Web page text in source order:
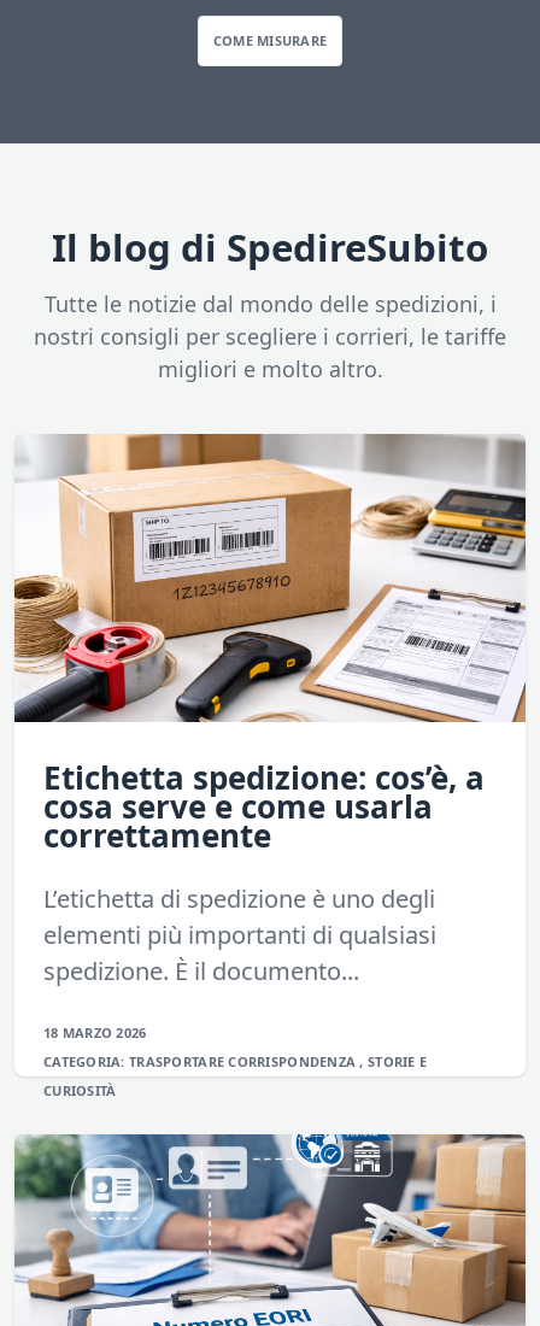
COME MISURARE
Il blog di SpedireSubito
Tutte le notizie dal mondo delle spedizioni, i
nostri consigli per scegliere i corrieri, le tariffe
migliori e molto altro.
Etichetta spedizione: cos’è, a
cosa serve e come usarla
correttamente
L’etichetta di spedizione è uno degli
elementi più importanti di qualsiasi
spedizione. È il documento...
18 MARZO 2026
CATEGORIA:TRASPORTARECORRISPONDENZA,STORIE E
CURIOSITÀ